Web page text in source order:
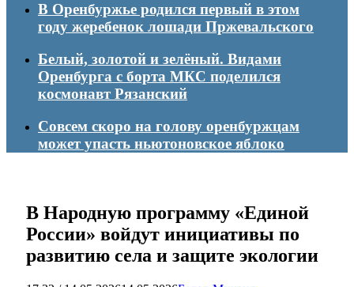
В Оренбуржье родился первый в этом
году жеребенок лошади Пржевальского
Белый, золотой и зелёный. Видами
Оренбурга с борта МКС поделился
космонавт Рязанский
Совсем скоро на голову оренбуржцам
может упасть ньютоновское яблоко
В Народную программу «Единой
России» войдут инициативы по
развитию села и защите экологии